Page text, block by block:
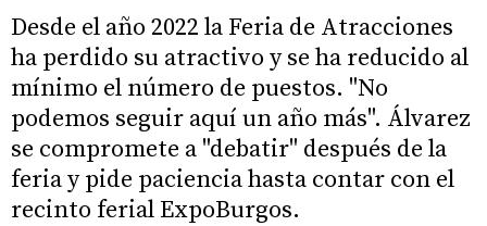
Desde el año 2022 la Feria de Atracciones
ha perdido su atractivo y se ha reducido al
mínimo el número de puestos. "No
podemos seguir aquí un año más". Álvarez
se compromete a "debatir" después de la
feria y pide paciencia hasta contar con el
recinto ferial ExpoBurgos.